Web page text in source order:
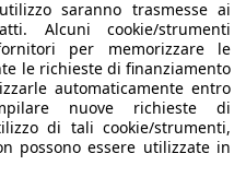
applicata
che fino all’ultima
a meno di qualsivoglia
Chiron prodotte sono un
quali bisogna dare del lei,
tirare fuori al massimo le
saranno trasmesse ai
Alcuni cookie/strumenti
per memorizzare le
le richieste di finanziamento
automaticamente entro
nuove richieste di
di tali cookie/strumenti,
possono essere utilizzate in